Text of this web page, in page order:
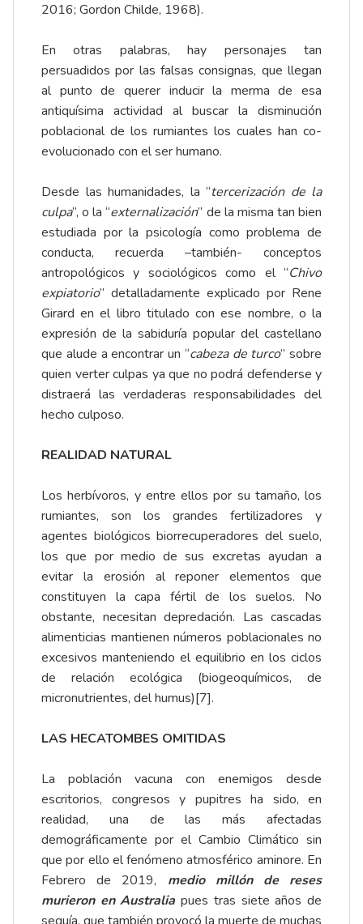
2016; Gordon Childe, 1968).
En otras palabras, hay personajes tan
persuadidos por las falsas consignas, que llegan
al punto de querer inducir la merma de esa
antiquísima actividad al buscar la disminución
poblacional de los rumiantes los cuales han co-
evolucionado con el ser humano.
Desde las humanidades, la “tercerización de la
culpa”, o la “externalización” de la misma tan bien
estudiada por la psicología como problema de
conducta, recuerda –también- conceptos
antropológicos y sociológicos como el “Chivo
expiatorio” detalladamente explicado por Rene
Girard en el libro titulado con ese nombre, o la
expresión de la sabiduría popular del castellano
que alude a encontrar un “cabeza de turco” sobre
quien verter culpas ya que no podrá defenderse y
distraerá las verdaderas responsabilidades del
hecho culposo.
REALIDAD NATURAL
Los herbívoros, y entre ellos por su tamaño, los
rumiantes, son los grandes fertilizadores y
agentes biológicos biorrecuperadores del suelo,
los que por medio de sus excretas ayudan a
evitar la erosión al reponer elementos que
constituyen la capa fértil de los suelos. No
obstante, necesitan depredación. Las cascadas
alimenticias mantienen números poblacionales no
excesivos manteniendo el equilibrio en los ciclos
de relación ecológica (biogeoquímicos, de
micronutrientes, del humus)[7].
LAS HECATOMBES OMITIDAS
La población vacuna con enemigos desde
escritorios, congresos y pupitres ha sido, en
realidad, una de las más afectadas
demográficamente por el Cambio Climático sin
que por ello el fenómeno atmosférico aminore. En
Febrero de 2019, medio millón de reses
murieron en Australia pues tras siete años de